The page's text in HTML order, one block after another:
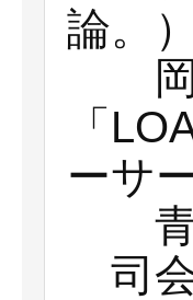
論。）
岡
「
ーサ
青
司会